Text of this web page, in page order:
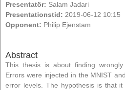
Presentatör: Salam Jadari
Presentationstid: 2019-06-12 10:15
Opponent: Philip Ejenstam
Abstract
This thesis is about finding
Errors were injected in the MNIST
error levels. The hypothesis is that